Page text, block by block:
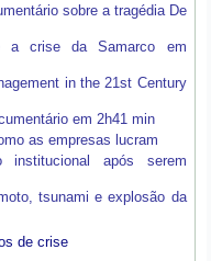
sobre a tragédia De
a crise da Samarco em
in the 21st Century
em 2h41 min
as empresas lucram
institucional após serem
tsunami e explosão da
de crise